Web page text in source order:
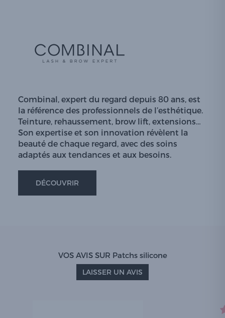
Combinal, expert du regard depuis 80 ans, est
la référence des professionnels de l’esthétique.
Teinture, rehaussement, brow lift, extensions…
Son expertise et son innovation révèlent la
beauté de chaque regard, avec des soins
adaptés aux tendances et aux besoins.
DÉCOUVRIR
VOS AVIS SUR Patchs silicone
LAISSER UN AVIS